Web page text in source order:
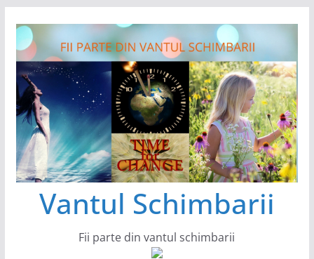
conținut
Vantul Schimbarii
Fii parte din vantul schimbarii